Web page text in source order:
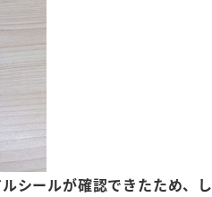
シールが確認できたため、